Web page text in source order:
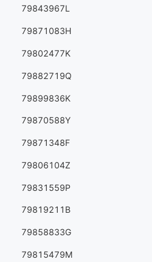
79843967L
79871083H
79802477K
79882719Q
79899836K
79870588Y
79871348F
79806104Z
79831559P
79819211B
79858833G
79815479M